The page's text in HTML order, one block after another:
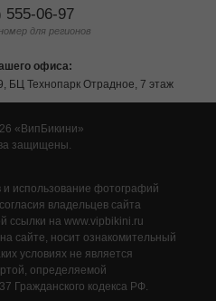
555-06-97
для регионов
офиса:
БЦ Технопарк Отрадное, 7 этаж
ВипБикини
защищены.
использование фотографий
владельцев сайта
ссылки на www.vipbikini.ru
сайте, носит ознакомительный
условиях не является
определяемой
Гражданского кодекса РФ.